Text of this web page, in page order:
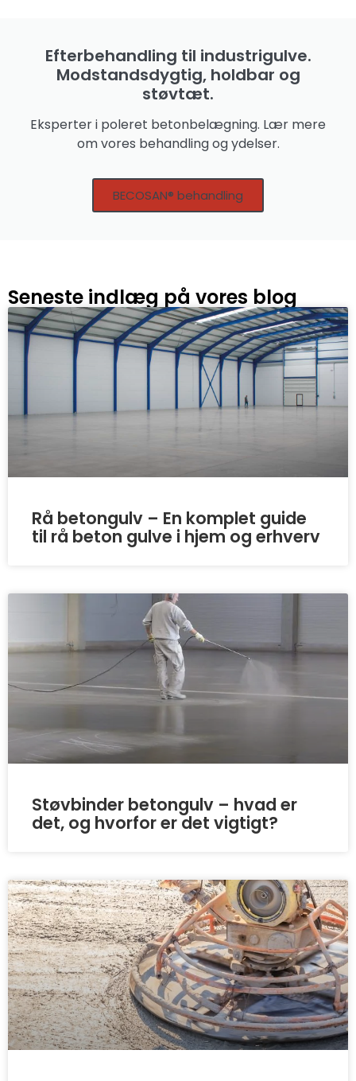
Efterbehandling til industrigulve.
Modstandsdygtig, holdbar og
støvtæt.
Eksperter i poleret betonbelægning. Lær mere
om vores behandling og ydelser.
BECOSAN® behandling
Seneste indlæg på vores blog
Rå betongulv – En komplet guide
til rå beton gulve i hjem og erhverv
Støvbinder betongulv – hvad er
det, og hvorfor er det vigtigt?